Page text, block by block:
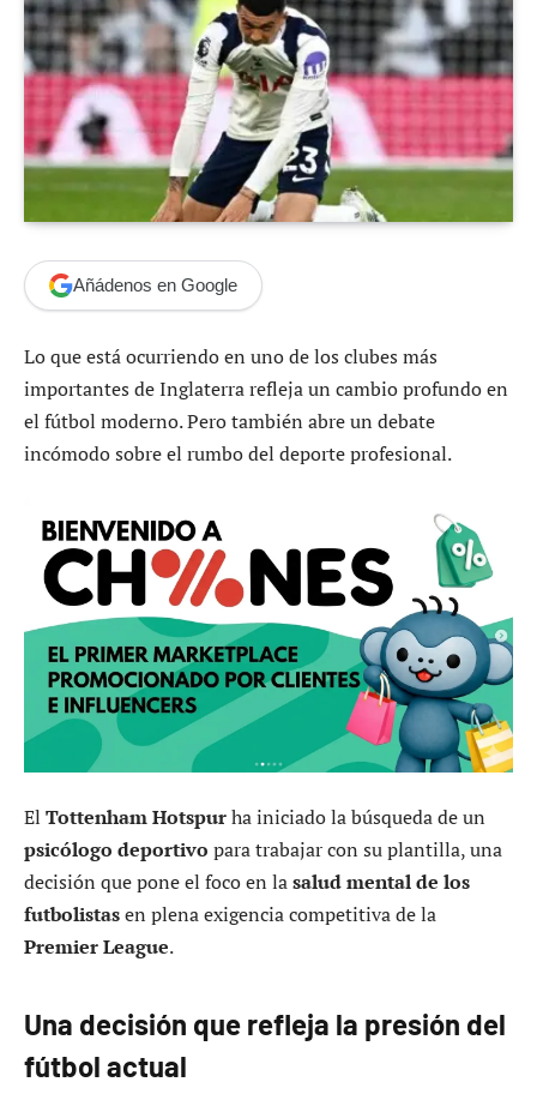
Añádenos en Google
Lo que está ocurriendo en uno de los clubes más
importantes de Inglaterra refleja un cambio profundo en
el fútbol moderno. Pero también abre un debate
incómodo sobre el rumbo del deporte profesional.
El Tottenham Hotspurha iniciado la búsqueda de un
psicólogo deportivo para trabajar con su plantilla, una
decisión que pone el foco en lasalud mental de los
futbolistasen plena exigencia competitiva de la
Premier League.
Una decisión que refleja la presión del
fútbol actual